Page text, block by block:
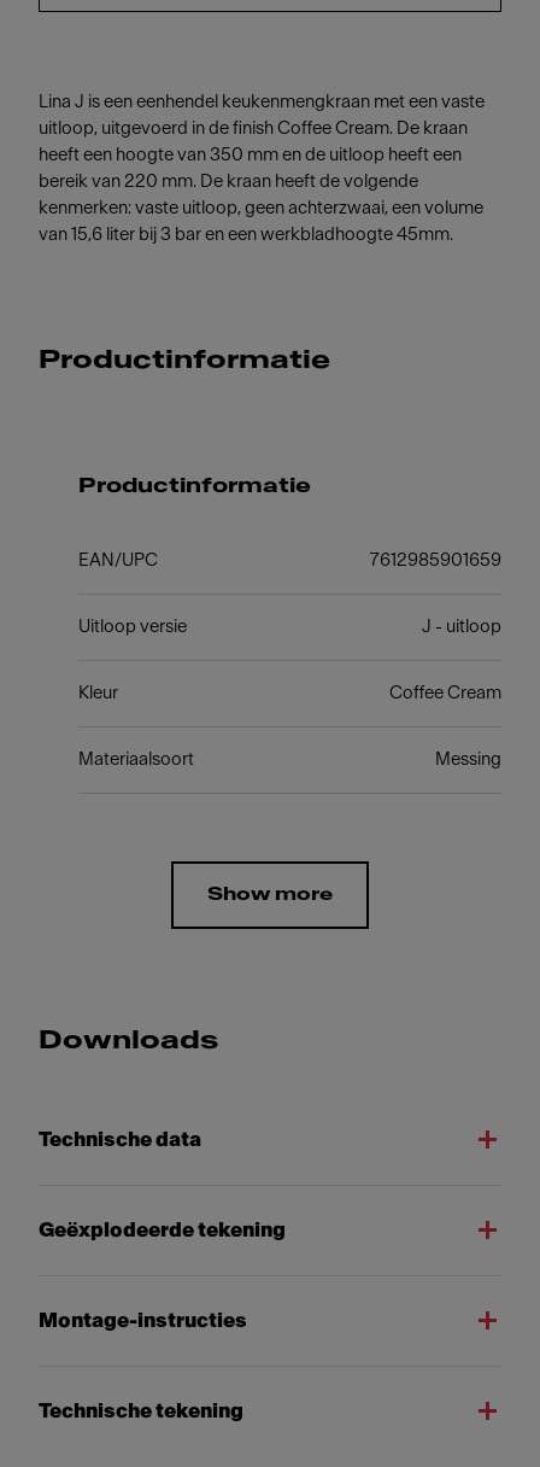
Lina J is een eenhendel keukenmengkraan met een vaste
uitloop, uitgevoerd in de finish Coffee Cream. De kraan
heeft een hoogte van 350 mm en de uitloop heeft een
bereik van 220 mm. De kraan heeft de volgende
kenmerken: vaste uitloop, geen achterzwaai, een volume
van 15,6 liter bij 3 bar en een werkbladhoogte 45mm.
Productinformatie
Productinformatie
EAN/UPC 7612985901659
Uitloop versie J - uitloop
Kleur Coffee Cream
Materiaalsoort Messing
Show more
Downloads
Technische data
Geëxplodeerde tekening
Montage-instructies
Technische tekening